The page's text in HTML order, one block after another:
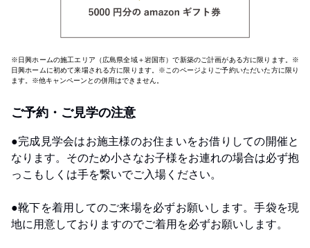
※日興ホームの施工エリア（広島県全域＋岩国市）で新築のご計画がある方に限ります。※
日興ホームに初めて来場される方に限ります。※このページよりご予約いただいた方に限り
ます。※他キャンペーンとの併用はできません。
ご予約・ご見学の注意
●完成見学会はお施主様のお住まいをお借りしての開催と
なります。そのため小さなお子様をお連れの場合は必ず抱
っこもしくは手を繋いでご入場ください。
●靴下を着用してのご来場を必ずお願いします。手袋を現
地に用意しておりますのでご着用を必ずお願いします。